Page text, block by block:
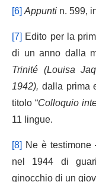
[6]Appuntin. 599,
[7]Edito per la
di un anno dalla
Trinité (Louisa
1942), dalla prima
titolo “Colloquio
11 lingue.
[8] Ne è
nel 1944 di